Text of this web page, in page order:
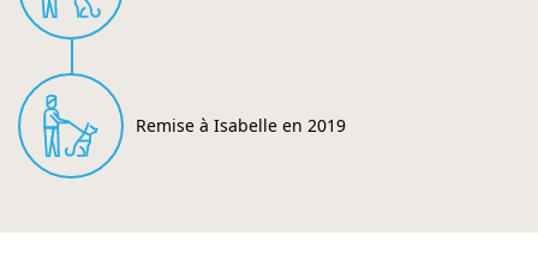
Remise à Isabelle en 2019